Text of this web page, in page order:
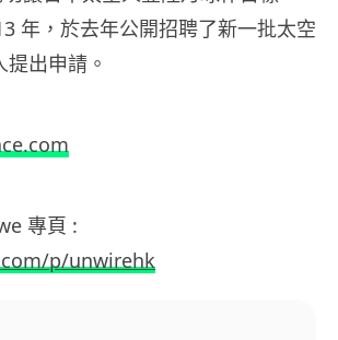
年，於去年公開招聘了新一批太空
出申請。
專頁 :
p/unwirehk